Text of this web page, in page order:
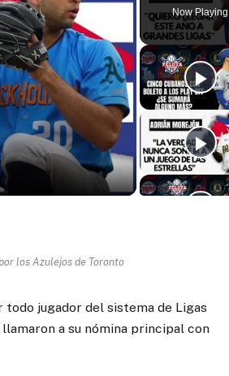
Now Playing
los Azulejos de Toronto
jugador del sistema de Ligas
a su nómina principal con